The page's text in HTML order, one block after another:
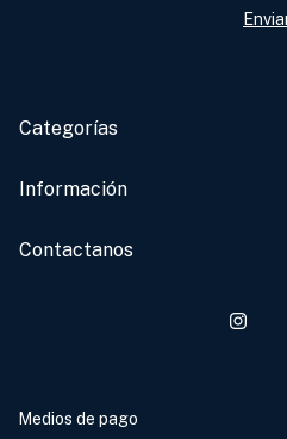
Categorías
Información
Contactanos
Medios de pago